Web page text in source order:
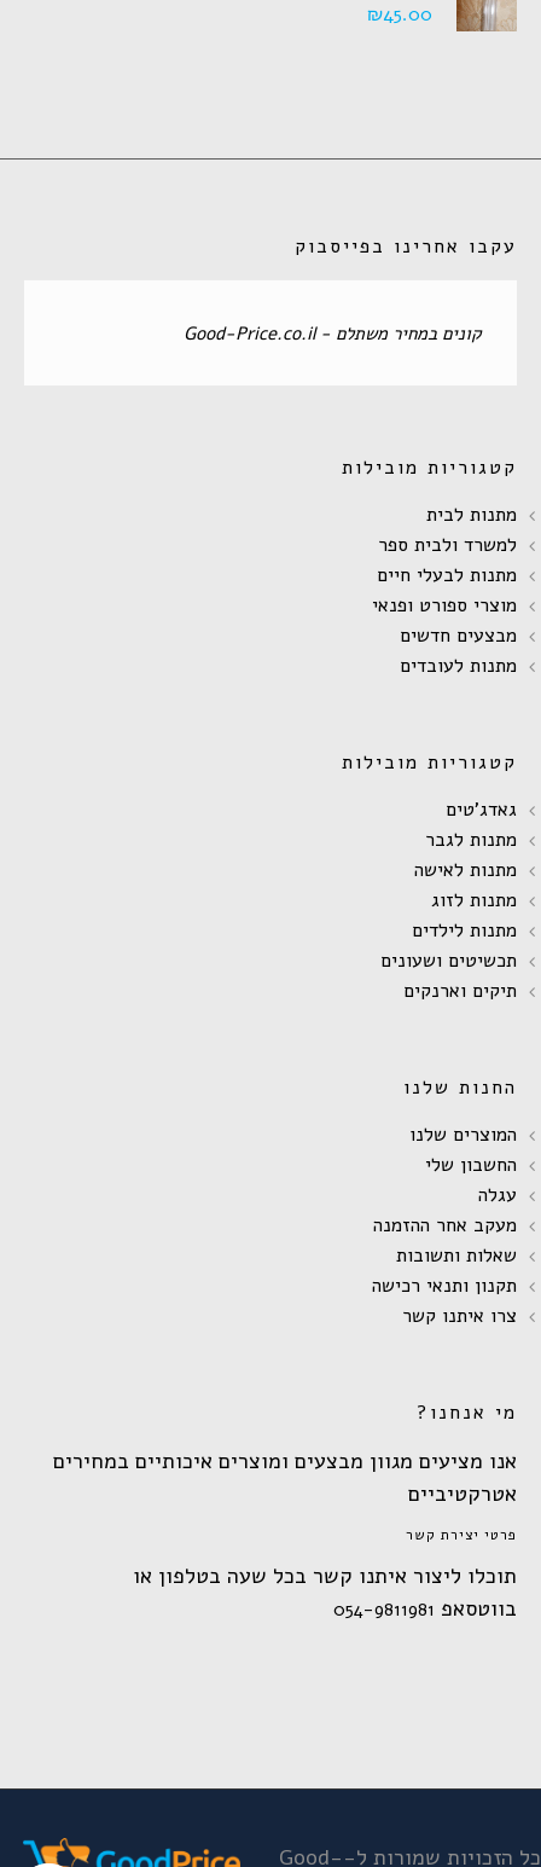
₪45.00
עקבו אחרינו בפייסבוק
‏קונים במחיר משתלם - Good-Price.co.il‏
קטגוריות מובילות
מתנות לבית
למשרד ולבית ספר
מתנות לבעלי חיים
מוצרי ספורט ופנאי
מבצעים חדשים
מתנות לעובדים
קטגוריות מובילות
גאדג'טים
מתנות לגבר
מתנות לאישה
מתנות לזוג
מתנות לילדים
תכשיטים ושעונים
תיקים וארנקים
החנות שלנו
המוצרים שלנו
החשבון שלי
עגלה
מעקב אחר ההזמנה
שאלות ותשובות
תקנון ותנאי רכישה
צרו איתנו קשר
מי אנחנו?
אנו מציעים מגוון מבצעים ומוצרים איכותיים במחירים
אטרקטיביים
פרטי יצירת קשר
תוכלו ליצור איתנו קשר בכל שעה בטלפון או
בווטסאפ 054-9811981
כל הזכויות שמורות ל-Good-